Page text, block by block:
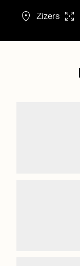
location_on Zizers arrows_output